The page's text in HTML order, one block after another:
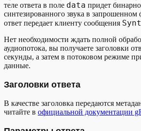
теле ответа в поле data придет
синтезированного звука в запрошенном
ответ передает клиенту сообщения
Нет необходимости ждать полной
аудиопотока, вы получаете заголовки
секунды, а затем в потоковом режиме
данные.
Заголовки ответа
В качестве заголовка передаются
читайте в официальной документации